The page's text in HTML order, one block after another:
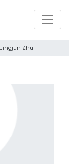
Jingjun Zhu